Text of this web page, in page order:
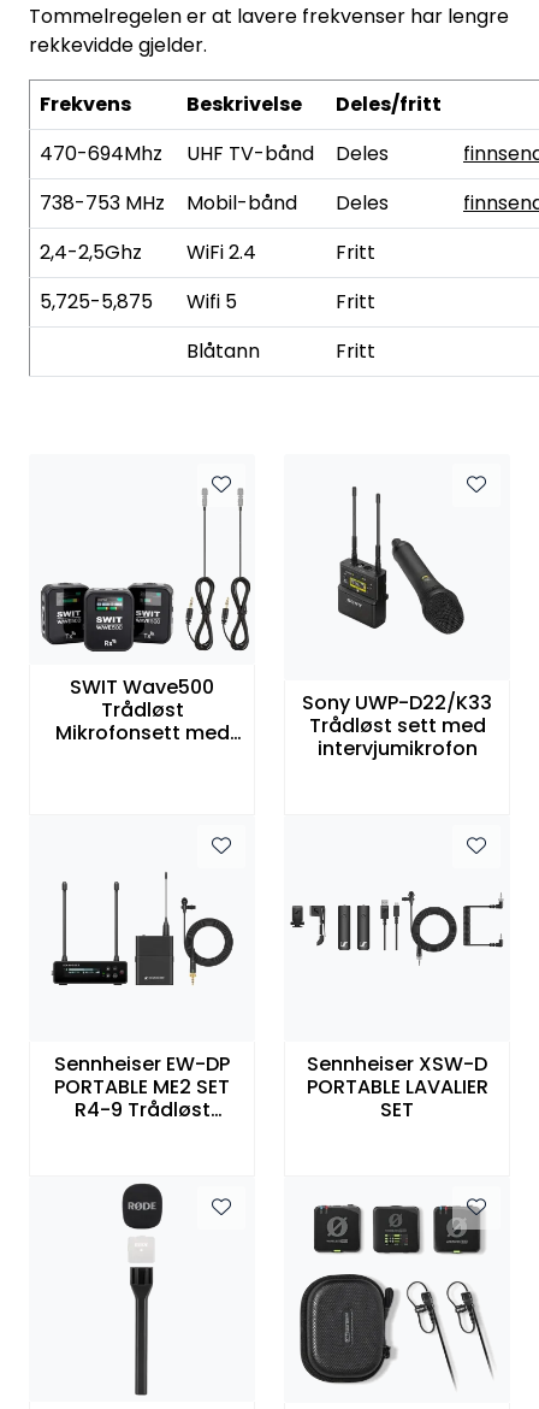
Tommelregelen er at lavere frekvenser har lengre
rekkevidde gjelder.
Frekvens Beskrivelse
Deles/fritt
470-694Mhz
UHF TV-bånd Deles
738-753 MHz
Mobil-bånd Deles
2,4-2,5Ghz
WiFi 2.4
Fritt
5,725-5,875
Wifi 5
Fritt
Blåtann
Fritt
SWIT Wave500
Trådløst
Mikrofonsett med
Sony UWP-D22/K33
Trådløst sett med
intervjumikrofon
Sennheiser EW-DP
PORTABLE ME2 SET
R4-9 Trådløst
Sennheiser XSW-D
PORTABLE LAVALIER
SET